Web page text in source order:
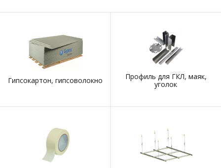
Гипсокартон, гипсоволокно
Профиль для ГКЛ, маяк,
уголок